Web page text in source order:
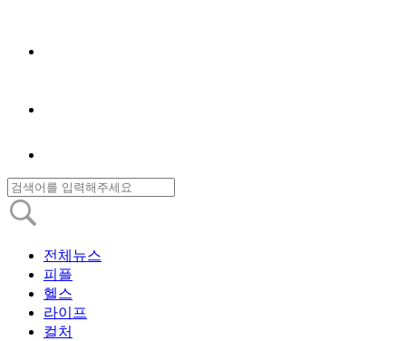
전체뉴스
피플
헬스
라이프
컬처